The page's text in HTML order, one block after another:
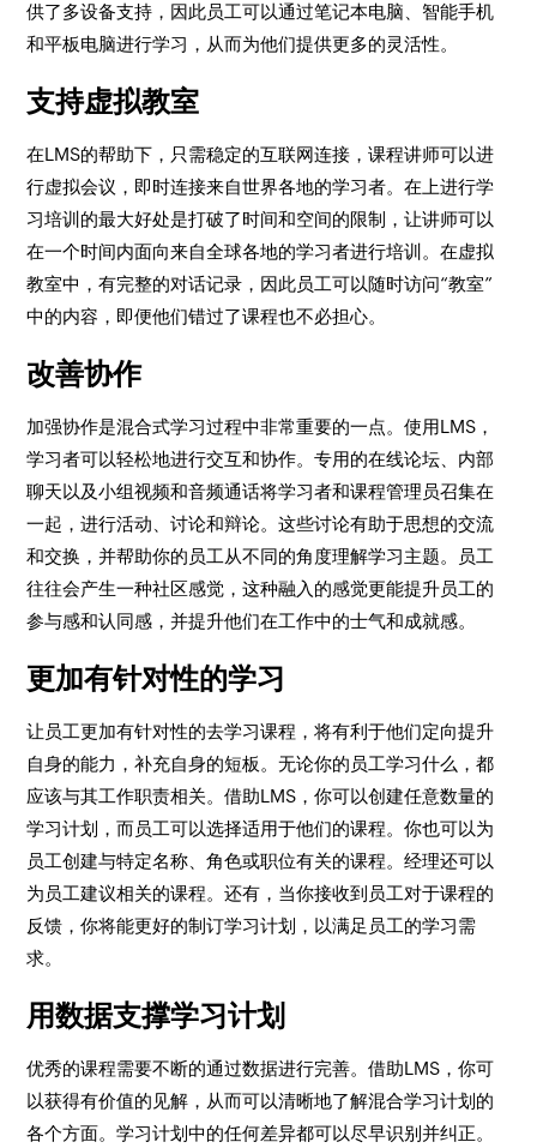
供了多设备支持，因此员工可以通过笔记本电脑、智能手机
和平板电脑进行学习，从而为他们提供更多的灵活性。
支持虚拟教室
在LMS的帮助下，只需稳定的互联网连接，课程讲师可以进
行虚拟会议，即时连接来自世界各地的学习者。在上进行学
习培训的最大好处是打破了时间和空间的限制，让讲师可以
在一个时间内面向来自全球各地的学习者进行培训。在虚拟
教室中，有完整的对话记录，因此员工可以随时访问“教室”
中的内容，即便他们错过了课程也不必担心。
改善协作
加强协作是混合式学习过程中非常重要的一点。使用LMS，
学习者可以轻松地进行交互和协作。专用的在线论坛、内部
聊天以及小组视频和音频通话将学习者和课程管理员召集在
一起，进行活动、讨论和辩论。这些讨论有助于思想的交流
和交换，并帮助你的员工从不同的角度理解学习主题。员工
往往会产生一种社区感觉，这种融入的感觉更能提升员工的
参与感和认同感，并提升他们在工作中的士气和成就感。
更加有针对性的学习
让员工更加有针对性的去学习课程，将有利于他们定向提升
自身的能力，补充自身的短板。无论你的员工学习什么，都
应该与其工作职责相关。借助LMS，你可以创建任意数量的
学习计划，而员工可以选择适用于他们的课程。你也可以为
员工创建与特定名称、角色或职位有关的课程。经理还可以
为员工建议相关的课程。还有，当你接收到员工对于课程的
反馈，你将能更好的制订学习计划，以满足员工的学习需
求。
用数据支撑学习计划
优秀的课程需要不断的通过数据进行完善。借助LMS，你可
以获得有价值的见解，从而可以清晰地了解混合学习计划的
各个方面。学习计划中的任何差异都可以尽早识别并纠正。